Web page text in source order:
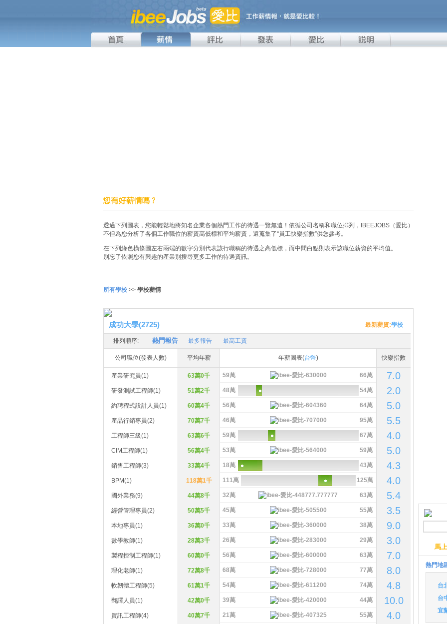
透過下列圖表，您能輕鬆地將知名企業各個熱門工作的待遇一覽無遺！依循公司名稱和職位排列，IBEEJOBS（愛比）
不但為您分析了各個工作職位的薪資高低標和平均薪資，還蒐集了“員工快樂指數”供您參考。
在下列綠色橫條圖左右兩端的數字分別代表該行職稱的待遇之高低標，而中間白點則表示該職位薪資的平均值。
別忘了依照您有興趣的產業別搜尋更多工作的待遇資訊。
所有學校 >> 學校薪情
成功大學(2725) 最新薪資:學校
排列順序: 熱門報告 最多報告 最高工資
公司職位(發表人數) 平均年薪 年薪圖表(台幣) 快樂指數
產業研究員(1) 63萬0千 59萬 66萬 7.0
研發測試工程師(1) 51萬2千 48萬 54萬 2.0
約聘程式設計人員(1) 60萬4千 56萬 64萬 5.0
產品行銷專員(2) 70萬7千 46萬 95萬 5.5
工程師三級(1) 63萬6千 59萬 67萬 4.0
CIM工程師(1) 56萬4千 53萬 59萬 5.0
銷售工程師(3) 33萬4千 18萬 43萬 4.3
BPM(1) 118萬1千 111萬 125萬 4.0
國外業務(9) 44萬8千 32萬 63萬 5.4
經營管理專員(2) 50萬5千 45萬 55萬 3.5
本地專員(1) 36萬0千 33萬 38萬 9.0
數學教師(1) 28萬3千 26萬 29萬 3.0
製程控制工程師(1) 60萬0千 56萬 63萬 7.0
理化老師(1) 72萬8千 68萬 77萬 8.0
軟韌體工程師(5) 61萬1千 54萬 74萬 4.8
翻譯人員(1) 42萬0千 39萬 44萬 10.0
資訊工程師(4) 40萬7千 21萬 55萬 4.0
馬
熱門地
台
台
宜